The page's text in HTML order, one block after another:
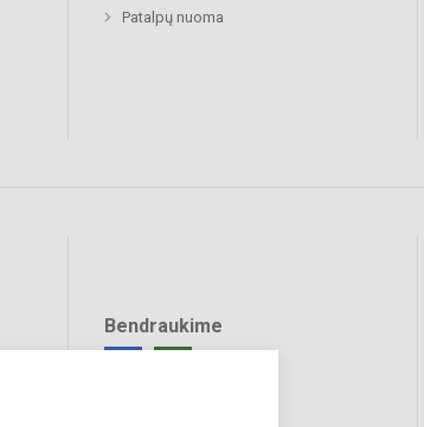
Patalpų nuoma
Bendraukime